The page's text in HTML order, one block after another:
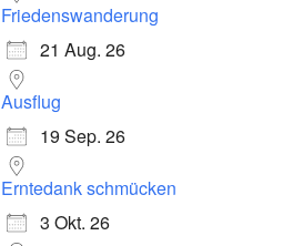
Friedenswanderung
21 Aug. 26
Ausflug
19 Sep. 26
Erntedank schmücken
3 Okt. 26